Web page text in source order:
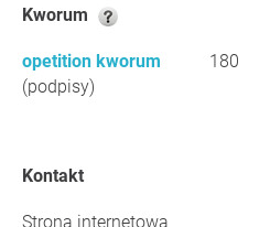
Kworum
opetition kworum
(podpisy)
180
Kontakt
Strona internetowa